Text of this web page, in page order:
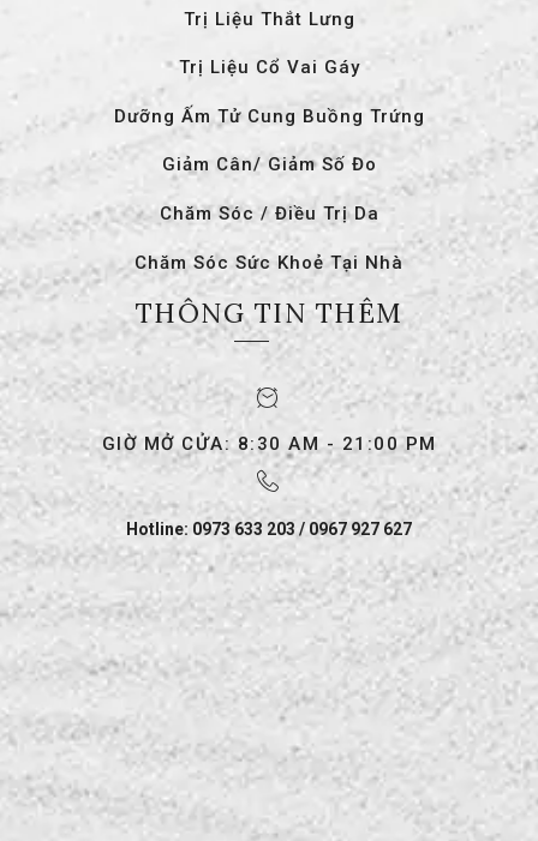
Trị Liệu Thắt Lưng
Trị Liệu Cổ Vai Gáy
Dưỡng Ấm Tử Cung Buồng Trứng
Giảm Cân/ Giảm Số Đo
Chăm Sóc / Điều Trị Da
Chăm Sóc Sức Khoẻ Tại Nhà
THÔNG TIN THÊM
GIỜ MỞ CỬA: 8:30 AM - 21:00 PM
Hotline: 0973 633 203 / 0967 927 627